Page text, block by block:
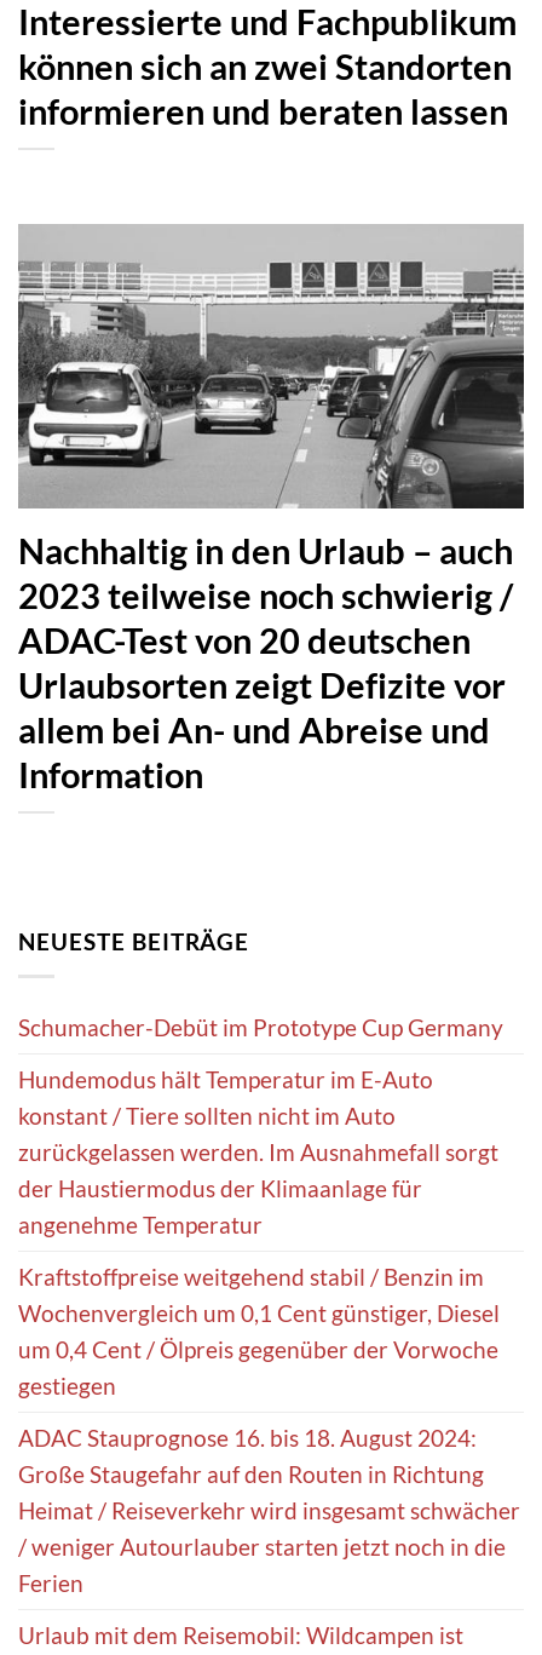
Interessierte und Fachpublikum
können sich an zwei Standorten
informieren und beraten lassen
Nachhaltig in den Urlaub – auch
2023 teilweise noch schwierig /
ADAC-Test von 20 deutschen
Urlaubsorten zeigt Defizite vor
allem bei An- und Abreise und
Information
NEUESTE BEITRÄGE
Schumacher-Debüt im Prototype Cup Germany
Hundemodus hält Temperatur im E-Auto
konstant / Tiere sollten nicht im Auto
zurückgelassen werden. Im Ausnahmefall sorgt
der Haustiermodus der Klimaanlage für
angenehme Temperatur
Kraftstoffpreise weitgehend stabil / Benzin im
Wochenvergleich um 0,1 Cent günstiger, Diesel
um 0,4 Cent / Ölpreis gegenüber der Vorwoche
gestiegen
ADAC Stauprognose 16. bis 18. August 2024:
Große Staugefahr auf den Routen in Richtung
Heimat / Reiseverkehr wird insgesamt schwächer
/ weniger Autourlauber starten jetzt noch in die
Ferien
Urlaub mit dem Reisemobil: Wildcampen ist